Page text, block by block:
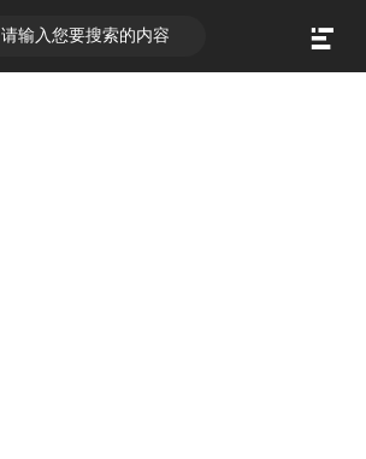
请输入您要搜索的内容